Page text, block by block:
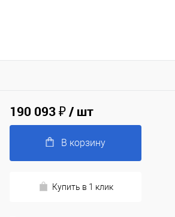
190 093 ₽/ шт
В корзину
Купить в 1 клик